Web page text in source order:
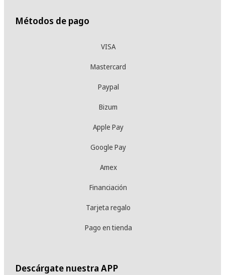
Métodos de pago
VISA
Mastercard
Paypal
Bizum
Apple Pay
Google Pay
Amex
Financiación
Tarjeta regalo
Pago en tienda
Descárgate nuestra APP